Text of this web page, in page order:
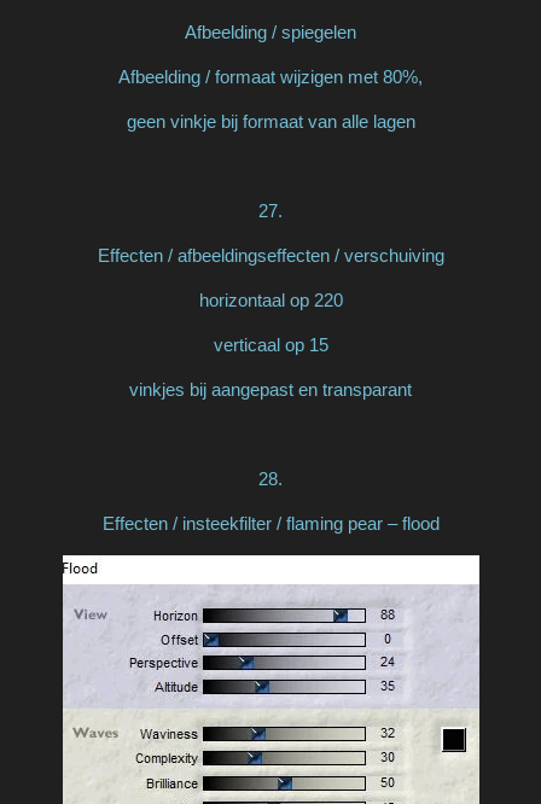
Afbeelding / spiegelen
Afbeelding / formaat wijzigen met 80%,
geen vinkje bij formaat van alle lagen
27.
Effecten / afbeeldingseffecten / verschuiving
horizontaal op 220
verticaal op 15
vinkjes bij aangepast en transparant
28.
Effecten / insteekfilter / flaming pear – flood